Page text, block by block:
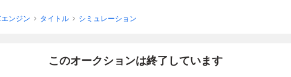
ンジン タイトル シミュレーション
このオークションは終了しています